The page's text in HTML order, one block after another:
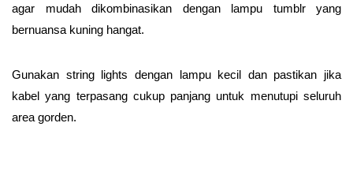
agar mudah dikombinasikan dengan lampu tumblr yang
bernuansa kuning hangat.
Gunakan string lights dengan lampu kecil dan pastikan jika
kabel yang terpasang cukup panjang untuk menutupi seluruh
area gorden.